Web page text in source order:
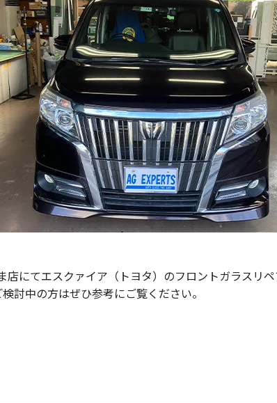
店にてエスクァイア（トヨタ）のフロントガラスリ
討中の方はぜひ参考にご覧ください。